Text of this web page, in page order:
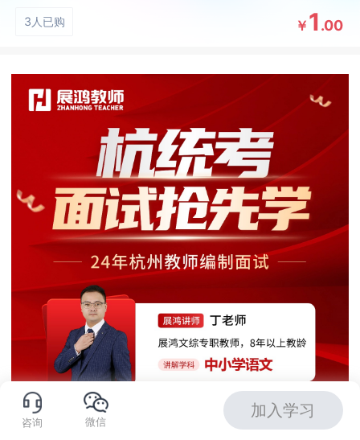
3人已购 ￥ 1.00
咨询 微信
加入学习